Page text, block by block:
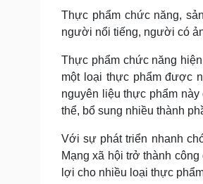
Thực phẩm chức năng,
người nổi tiếng, người có
Thực phẩm chức năng
một loại thực phẩm được
nguyên liệu thực phẩm
thể, bổ sung nhiều thành
Với sự phát triển nhanh
Mạng xã hội trở thành
lợi cho nhiều loại thực